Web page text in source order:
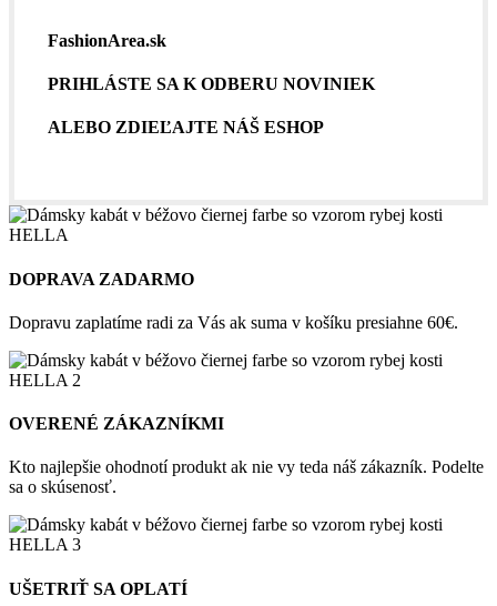
FashionArea.sk
PRIHLÁSTE SA K ODBERU NOVINIEK
ALEBO ZDIEĽAJTE NÁŠ ESHOP
DOPRAVA ZADARMO
Dopravu zaplatíme radi za Vás ak suma v košíku presiahne 60€.
OVERENÉ ZÁKAZNÍKMI
Kto najlepšie ohodnotí produkt ak nie vy teda náš zákazník. Podelte
sa o skúsenosť.
UŠETRIŤ SA OPLATÍ